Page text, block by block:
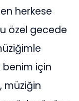
herkese
özel gecede
için
müziğin